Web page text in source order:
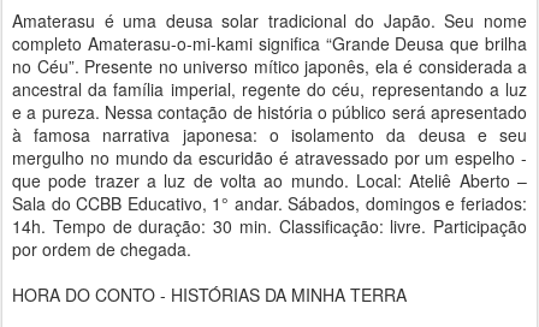
Amaterasu é uma deusa solar tradicional do Japão. Seu nome
completo Amaterasu-o-mi-kami significa “Grande Deusa que brilha
no Céu”. Presente no universo mítico japonês, ela é considerada a
ancestral da família imperial, regente do céu, representando a luz
e a pureza. Nessa contação de história o público será apresentado
à famosa narrativa japonesa: o isolamento da deusa e seu
mergulho no mundo da escuridão é atravessado por um espelho -
que pode trazer a luz de volta ao mundo. Local: Ateliê Aberto –
Sala do CCBB Educativo, 1° andar. Sábados, domingos e feriados:
14h. Tempo de duração: 30 min. Classificação: livre. Participação
por ordem de chegada.
HORA DO CONTO - HISTÓRIAS DA MINHA TERRA